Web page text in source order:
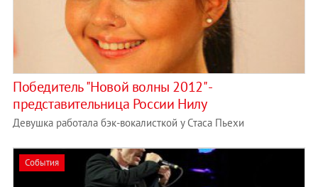
Победитель "Новой волны 2012" -
представительница России Нилу
Девушка работала бэк-вокалисткой у Стаса Пьехи
События